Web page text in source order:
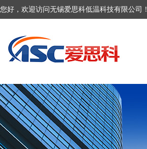
您好，欢迎访问无锡爱思科低温科技有限公司！